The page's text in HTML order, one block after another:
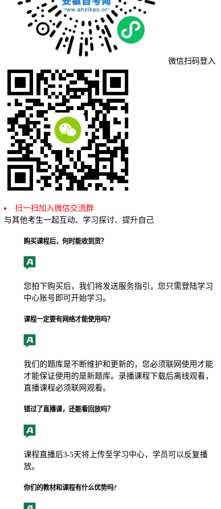
微信扫码登入
扫一扫加入微信交流群
与其他考生一起互动、学习探讨、提升自己
购买课程后，何时能收到货？
您拍下购买后，我们将发送服务指引，您只需登陆学习
中心账号即可开始学习。
课程一定要有网络才能使用吗？
我们的题库是不断维护和更新的，您必须联网使用才能
才能保证使用的是新题库。录播课程下载后离线观看，
直播课程必须联网观看。
错过了直播课，还能看回放吗？
课程直播后3-5天将上传至学习中心，学员可以反复播
放。
你们的教材和课程有什么优势吗?